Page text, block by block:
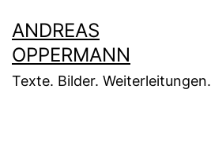
Inhalt
springen
ANDREAS
OPPERMANN
Texte. Bilder. Weiterleitungen.